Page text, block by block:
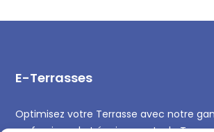
E-Terrasses
Optimisez votre Terrasse avec notre